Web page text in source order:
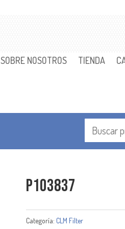
SOBRE NOSOTROS TIENDA
P103837
Categoría: CLM Filter